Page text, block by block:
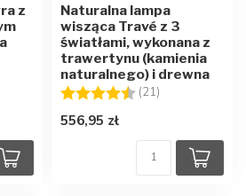
z
5 gwiazdek
Naturalna lampa
wisząca Travé z 3
światłami, wykonana z
trawertynu (kamienia
naturalnego) i drewna
Ocena:
(21)
556,95 zł